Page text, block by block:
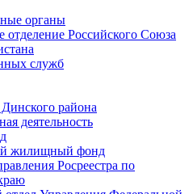
органы
отделение Российского Союза
служб
района
деятельность
жилищный фонд
Росреестра по